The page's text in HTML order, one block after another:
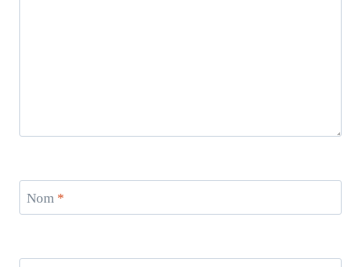
Nom *